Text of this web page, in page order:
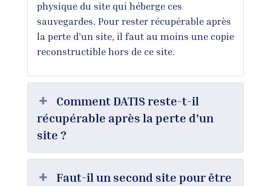
physique du site qui héberge ces
sauvegardes. Pour rester récupérable après
la perte d’un site, il faut au moins une copie
reconstructible hors de ce site.
Comment DATIS reste-t-il
récupérable après la perte d’un
site ?
Faut-il un second site pour être